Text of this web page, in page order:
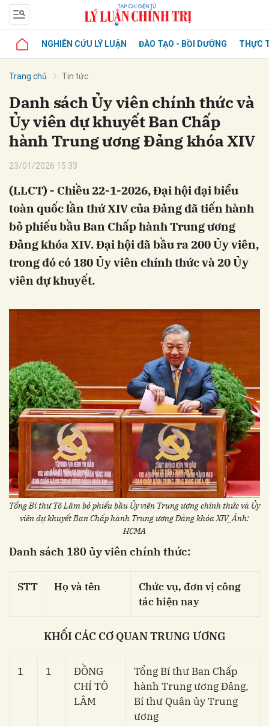
NGHIÊN CỨU LÝ LUẬN ĐÀO TẠO - BỒI DƯỠNG THỰC
Trang chủ Tin tức
Danh sách Ủy viên chính thức và
Ủy viên dự khuyết Ban Chấp
hành Trung ương Đảng khóa XIV
23/01/2026 15:33
(LLCT) - Chiều 22-1-2026, Đại hội đại biểu
toàn quốc lần thứ XIV của Đảng đã tiến hành
bỏ phiếu bầu Ban Chấp hành Trung ương
Đảng khóa XIV. Đại hội đã bầu ra 200 Ủy viên,
trong đó có 180 Ủy viên chính thức và 20 Ủy
viên dự khuyết.
Tổng Bí thư Tô Lâm bỏ phiếu bầu Ủy viên Trung ương chính thức và Ủy
viên dự khuyết Ban Chấp hành Trung ương Đảng khóa XIV_Ảnh:
HCMA
Danh sách 180 ủy viên chính thức:
STT Họ và tên
Chức vụ, đơn vị công
tác hiện nay
KHỐI CÁC CƠ QUAN TRUNG ƯƠNG
1 1
ĐỒNG
CHÍ TÔ
LÂM
Tổng Bí thư Ban Chấp
hành Trung ương Đảng,
Bí thư Quân ủy Trung
ương